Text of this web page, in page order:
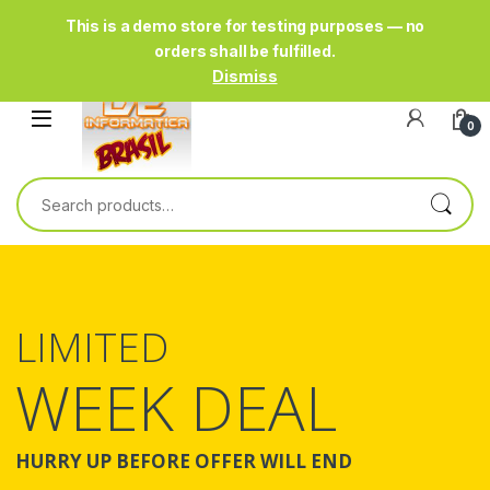
0
Search for:
LIMITED
WEEK DEAL
HURRY UP BEFORE OFFER WILL END
This is a demo store for testing purposes — no
orders shall be fulfilled.
Dismiss